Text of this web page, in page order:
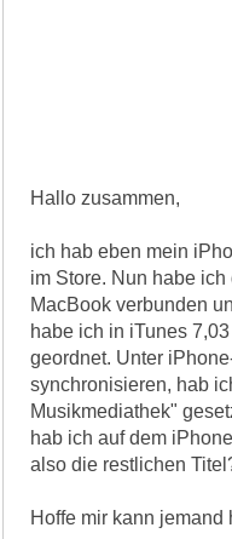
Hallo zusammen,
ich hab eben mein
im Store. Nun habe
MacBook verbunden
habe ich in iTunes
geordnet. Unter
synchronisieren, hab
Musikmediathek"
hab ich auf dem
also die restlichen
Hoffe mir kann jemand